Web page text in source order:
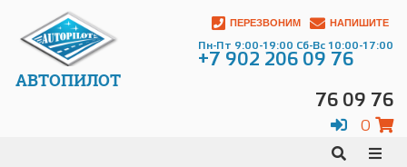
АВТОПИЛОТ
ПЕРЕЗВОНИМ НАПИШИТЕ
Пн-Пт 9:00-19:00 Сб-Вс 10:00-17:00
+7 902 206 09 76
76 09 76
0